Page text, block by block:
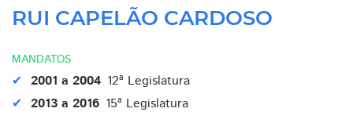
RUI CAPELÃO CARDOSO
MANDATOS
2001 a 2004 12ª Legislatura
2013 a 2016 15ª Legislatura